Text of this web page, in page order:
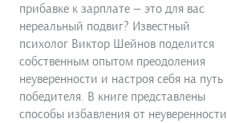
прибавке к зарплате — это для вас
нереальный подвиг? Известный
психолог Виктор Шейнов поделится
собственным опытом преодоления
неуверенности и настроя себя на путь
победителя. В книге представлены
способы избавления от неуверенности